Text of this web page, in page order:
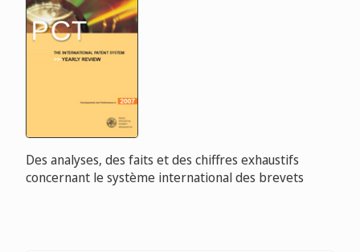
Des analyses, des faits et des chiffres exhaustifs
concernant le système international des brevets